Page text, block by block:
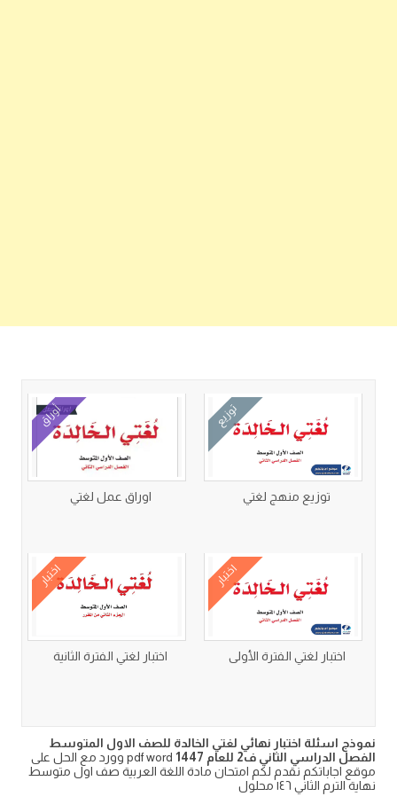
توزيع
توزيع منهج لغتي
أوراق
اوراق عمل لغتي
اختبار
اختبار لغتي الفترة الأولى
اختبار
اختبار لغتي الفترة الثانية
نموذج اسئلة اختبار نهائي لغتي الخالدة للصف الاول المتوسط
الفصل الدراسي الثاني ف2 للعام 1447
pdf word وورد مع الحل على
موقع اجاباتكم نقدم لكم امتحان مادة اللغة العربية صف اول متوسط
نهاية الترم الثاني ١٤٦ محلول